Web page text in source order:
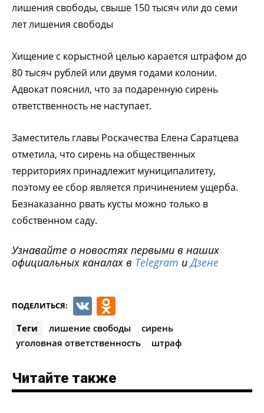
лишения свободы, свыше 150 тысяч или до семи
лет лишения свободы
Хищение с корыстной целью карается штрафом до
80 тысяч рублей или двумя годами колонии.
Адвокат пояснил, что за подаренную сирень
ответственность не наступает.
Заместитель главы Роскачества Елена Саратцева
отметила, что сирень на общественных
территориях принадлежит муниципалитету,
поэтому ее сбор является причинением ущерба.
Безнаказанно рвать кусты можно только в
собственном саду.
Узнавайте о новостях первыми в наших
официальных каналах в Telegram иДзене
ПОДЕЛИТЬСЯ: VK
Теги лишение свободы
сирень
уголовная ответственность
штраф
Читайте также